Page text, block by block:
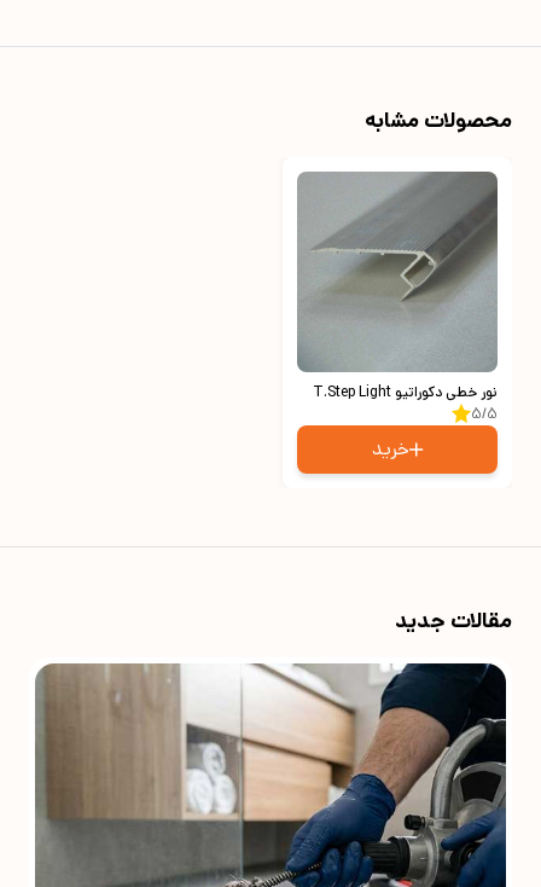
محصولات مشابه
نور خطی دکوراتیو T.Step Light
5/5
خرید
مقالات جدید